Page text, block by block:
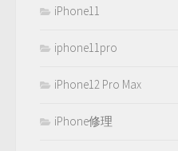
iPhone11
iphone11pro
iPhone12 Pro Max
iPhone修理